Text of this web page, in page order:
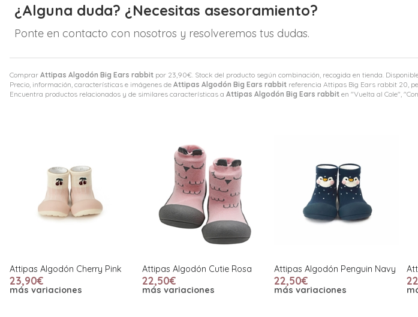
Comprar Attipas Algodón Big Ears rabbit por 23,90€ . Stock del producto según combinación, recogida en tienda. Disponible
Precio, información, características e imágenes de Attipas Algodón Big Ears rabbit referencia Attipas Big Ears rabbit 20,
Encuentra productos relacionados y de similares características a Attipas Algodón Big Ears rabbit en "Vuelta al Cole",
¿Alguna duda? ¿Necesitas asesoramiento?
Ponte en contacto con nosotros y resolveremos tus dudas.
Attipas Algodón Cherry Pink
23,90€
más variaciones
Attipas Algodón Cutie Rosa
22,50€
más variaciones
Attipas Algodón Penguin Navy
22,50€
más variaciones